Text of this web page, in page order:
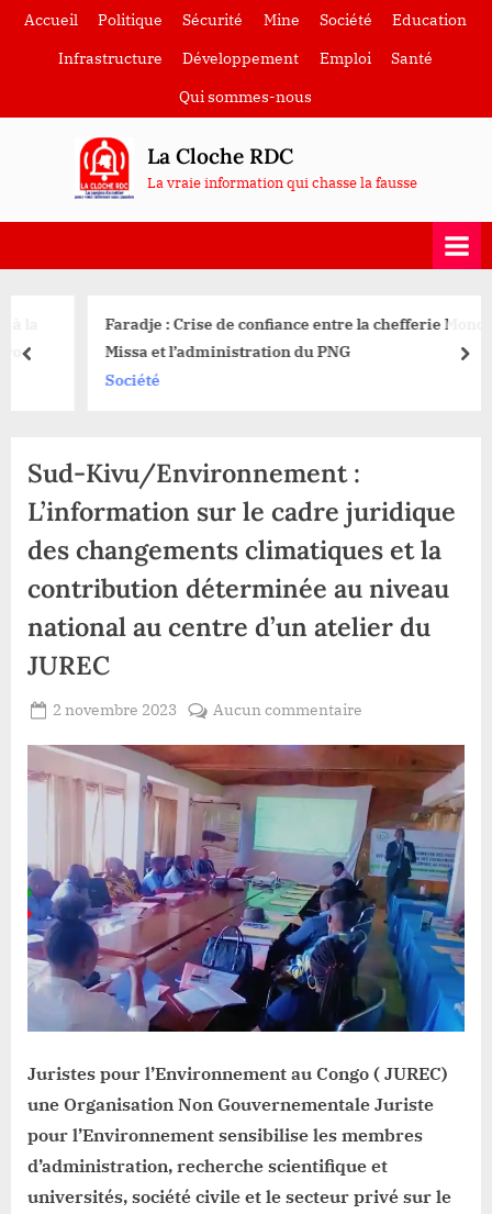
SkipAccueil Politique Sécurité Mine Société
Education
Infrastructure
Développement Emploi
Santé
Qui sommes-nous
La Cloche RDC
La vraie information qui chasse la fausse
Faradje : Crise de confiance entre la chefferie Mondo
Missa et l’administration du PNG
Société
prev
Sud-Kivu/Environnement :
L’information sur le cadre juridique
des changements climatiques et la
contribution déterminée au niveau
national au centre d’un atelier du
JUREC
Posted
2 novembre 2023
Lacloche
Aucun commentaire
Kivu/
:
L’information
sur
le
cadre
juridique
des
changements
climatiques
et
la
contribution
déterminée
au
niveau
national
au
Juristes pour l’Environnement au Congo ( JUREC)
une Organisation Non Gouvernementale Juriste
pour l’Environnement sensibilise les membres
d’administration, recherche scientifique et
universités, société civile et le secteur privé sur le